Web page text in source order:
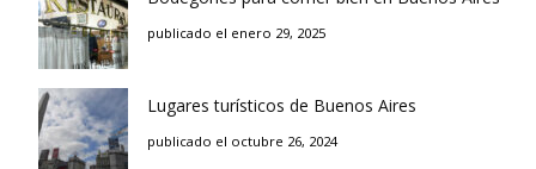
publicado el enero 29, 2025
Lugares turísticos de Buenos Aires
publicado el octubre 26, 2024